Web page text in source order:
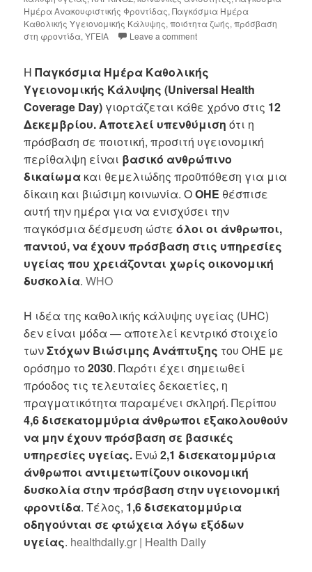
Ημέρα Ανακουφιστικής Φροντίδας,Παγκόσμια Ημέρα
Καθολικής Υγειονομικής Κάλυψης,ποιότητα ζωής,πρόσβαση
στη φροντίδα,ΥΓΕΙΑ Leave a comment
ΗΠαγκόσμια Ημέρα Καθολικής
Υγειονομικής Κάλυψης (Universal Health
Coverage Day) γιορτάζεται κάθε χρόνο στις 12
Δεκεμβρίου. Αποτελεί υπενθύμισηότι η
πρόσβαση σε ποιοτική, προσιτή υγειονομική
περίθαλψη είναι βασικό ανθρώπινο
δικαίωμα και θεμελιώδης προϋπόθεση για μια
δίκαιη και βιώσιμη κοινωνία. ΟΟΗΕ θέσπισε
αυτή την ημέρα για να ενισχύσει την
παγκόσμια δέσμευση ώστεόλοι οι άνθρωποι,
παντού, να έχουν πρόσβαση στις υπηρεσίες
υγείας που χρειάζονται χωρίς οικονομική
δυσκολία.WHO
Η ιδέα της καθολικής κάλυψης υγείας (UHC)
δεν είναι μόδα — αποτελεί κεντρικό στοιχείο
τωνΣτόχων Βιώσιμης Ανάπτυξης του ΟΗΕ με
ορόσημο το2030. Παρότι έχει σημειωθεί
πρόοδος τις τελευταίες δεκαετίες, η
πραγματικότητα παραμένει σκληρή. Περίπου
4,6 δισεκατομμύρια άνθρωποι εξακολουθούν
να μην έχουν πρόσβαση σε βασικές
υπηρεσίες υγείας. Ενώ2,1 δισεκατομμύρια
άνθρωποι αντιμετωπίζουν οικονομική
δυσκολία στην πρόσβαση στην υγειονομική
φροντίδα. Τέλος, 1,6 δισεκατομμύρια
οδηγούνται σε φτώχεια λόγω εξόδων
υγείας. healthdaily.gr | Health Daily